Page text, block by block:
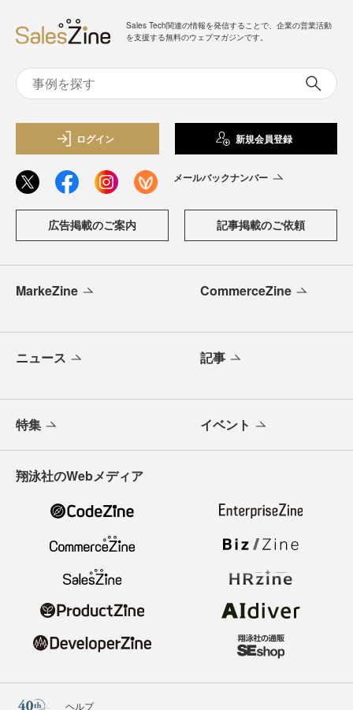
Sales Tech関連の情報を発信することで、企業の営業活動
を支援する無料のウェブマガジンです。
ログイン 新規会員登録
メールバックナンバー
広告掲載のご案内 記事掲載のご依頼
MarkeZine CommerceZine
ニュース 記事
特集 イベント
翔泳社のWebメディア
ヘルプ